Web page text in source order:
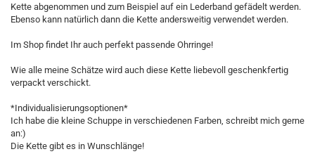
Kette abgenommen und zum Beispiel auf ein Lederband gefädelt werden.
Ebenso kann natürlich dann die Kette andersweitig verwendet werden.
Im Shop findet Ihr auch perfekt passende Ohrringe!
Wie alle meine Schätze wird auch diese Kette liebevoll geschenkfertig
verpackt verschickt.
*Individualisierungsoptionen*
Ich habe die kleine Schuppe in verschiedenen Farben, schreibt mich gerne
an:)
Die Kette gibt es in Wunschlänge!